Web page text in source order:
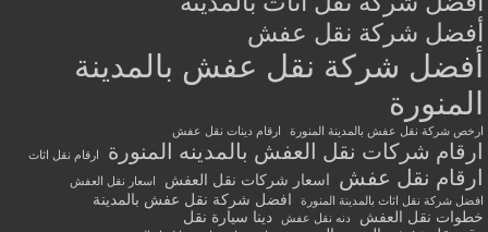
أفضل شركة نقل عفش
أفضل شركة نقل عفش بالمدينة
المنورة
ارخص شركة نقل عفش بالمدينة المنورة ارقام دينات نقل عفش
ارقام شركات نقل العفش بالمدينه المنورة ارقام نقل اثاث
ارقام نقل عفش اسعار شركات نقل العفش
اسعار نقل العفش
افضل شركة نقل اثاث بالمدينة المنورة
افضل شركة نقل عفش بالمدينة
خطوات نقل العفش
دنه نقل عفش
دينا سيارة نقل